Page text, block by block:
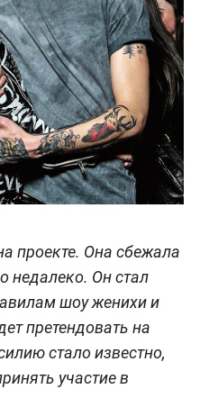
проекте. Она сбежала
недалеко. Он стал
шоу женихи и
претендовать на
стало известно,
участие в